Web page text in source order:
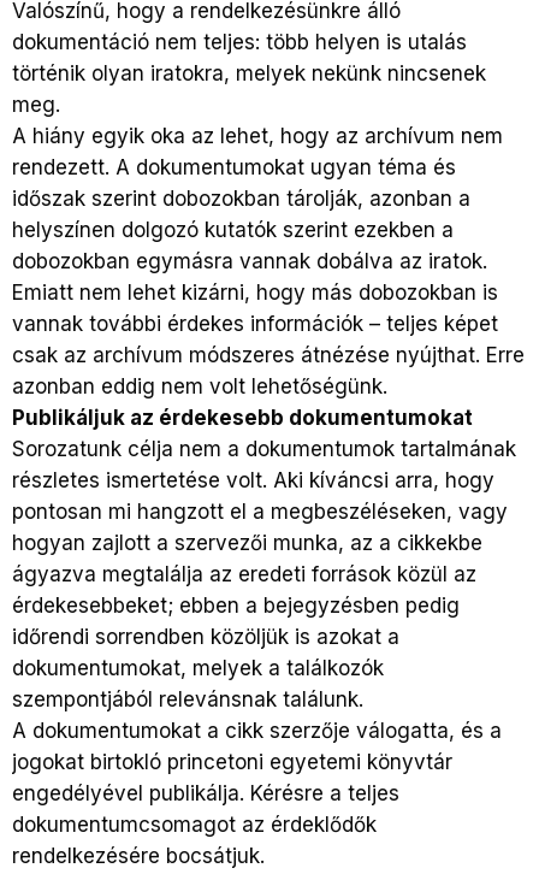
Valószínű, hogy a rendelkezésünkre álló
dokumentáció nem teljes: több helyen is utalás
történik olyan iratokra, melyek nekünk nincsenek
meg.
A hiány egyik oka az lehet, hogy az archívum nem
rendezett. A dokumentumokat ugyan téma és
időszak szerint dobozokban tárolják, azonban a
helyszínen dolgozó kutatók szerint ezekben a
dobozokban egymásra vannak dobálva az iratok.
Emiatt nem lehet kizárni, hogy más dobozokban is
vannak további érdekes információk – teljes képet
csak az archívum módszeres átnézése nyújthat. Erre
azonban eddig nem volt lehetőségünk.
Publikáljuk az érdekesebb dokumentumokat
Sorozatunk célja nem a dokumentumok tartalmának
részletes ismertetése volt. Aki kíváncsi arra, hogy
pontosan mi hangzott el a megbeszéléseken, vagy
hogyan zajlott a szervezői munka, az a cikkekbe
ágyazva megtalálja az eredeti források közül az
érdekesebbeket; ebben a bejegyzésben pedig
időrendi sorrendben közöljük is azokat a
dokumentumokat, melyek a találkozók
szempontjából relevánsnak találunk.
A dokumentumokat a cikk szerzője válogatta, és a
jogokat birtokló princetoni egyetemi könyvtár
engedélyével publikálja. Kérésre a teljes
dokumentumcsomagot az érdeklődők
rendelkezésére bocsátjuk.